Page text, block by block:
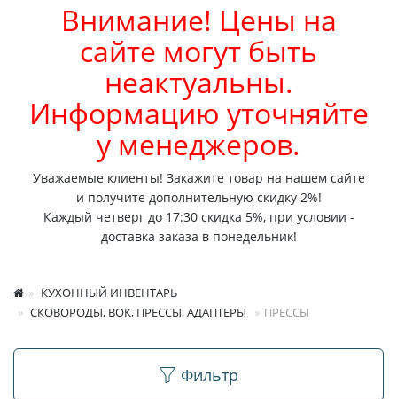
Внимание! Цены на
сайте могут быть
неактуальны.
Информацию уточняйте
у менеджеров.
Уважаемые клиенты! Закажите товар на нашем сайте
и получите дополнительную скидку 2%!
Каждый четверг до 17:30 скидка 5%, при условии -
доставка заказа в понедельник!
КУХОННЫЙ ИНВЕНТАРЬ
СКОВОРОДЫ, ВОК, ПРЕССЫ, АДАПТЕРЫ
ПРЕССЫ
Фильтр